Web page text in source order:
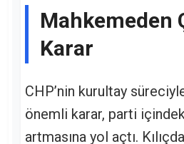
Mahkemeden
Karar
CHP’nin kurultay
önemli karar, parti
artmasına yol açtı.